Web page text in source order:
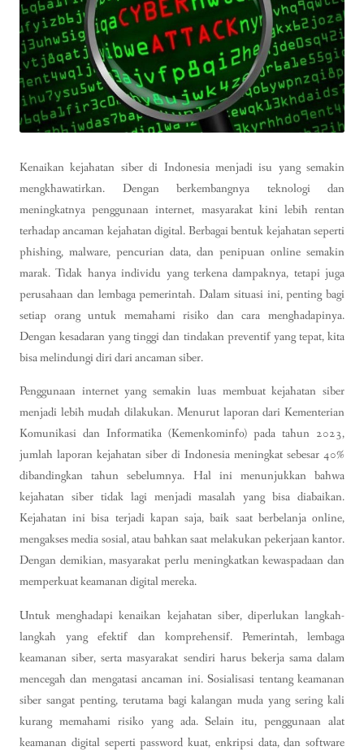
Kenaikan kejahatan siber di Indonesia menjadi isu yang semakin
mengkhawatirkan. Dengan berkembangnya teknologi dan
meningkatnya penggunaan internet, masyarakat kini lebih rentan
terhadap ancaman kejahatan digital. Berbagai bentuk kejahatan seperti
phishing, malware, pencurian data, dan penipuan online semakin
marak. Tidak hanya individu yang terkena dampaknya, tetapi juga
perusahaan dan lembaga pemerintah. Dalam situasi ini, penting bagi
setiap orang untuk memahami risiko dan cara menghadapinya.
Dengan kesadaran yang tinggi dan tindakan preventif yang tepat, kita
bisa melindungi diri dari ancaman siber.
Penggunaan internet yang semakin luas membuat kejahatan siber
menjadi lebih mudah dilakukan. Menurut laporan dari Kementerian
Komunikasi dan Informatika (Kemenkominfo) pada tahun 2023,
jumlah laporan kejahatan siber di Indonesia meningkat sebesar 40%
dibandingkan tahun sebelumnya. Hal ini menunjukkan bahwa
kejahatan siber tidak lagi menjadi masalah yang bisa diabaikan.
Kejahatan ini bisa terjadi kapan saja, baik saat berbelanja online,
mengakses media sosial, atau bahkan saat melakukan pekerjaan kantor.
Dengan demikian, masyarakat perlu meningkatkan kewaspadaan dan
memperkuat keamanan digital mereka.
Untuk menghadapi kenaikan kejahatan siber, diperlukan langkah-
langkah yang efektif dan komprehensif. Pemerintah, lembaga
keamanan siber, serta masyarakat sendiri harus bekerja sama dalam
mencegah dan mengatasi ancaman ini. Sosialisasi tentang keamanan
siber sangat penting, terutama bagi kalangan muda yang sering kali
kurang memahami risiko yang ada. Selain itu, penggunaan alat
keamanan digital seperti password kuat, enkripsi data, dan software